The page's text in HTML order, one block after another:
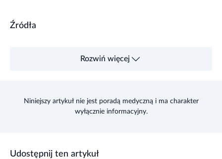
Źródła
Rozwiń więcej
Niniejszy artykuł nie jest poradą medyczną i ma charakter
wyłącznie informacyjny.
Udostępnij ten artykuł